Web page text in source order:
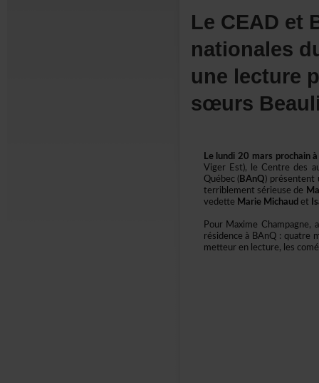
Québec( BAnQ
terriblementsérieusede
vedette MarieMichaud et